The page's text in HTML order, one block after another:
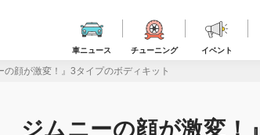
車ニュース チューニング イベント
顔が激変！』3タイプのボディキット
ジムニーの顔が激変！』